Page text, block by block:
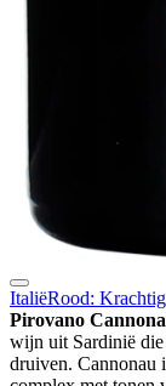
ItaliëRood: Krachtig
Pirovano
wijn uit Sardinië die
druiven. Cannonau